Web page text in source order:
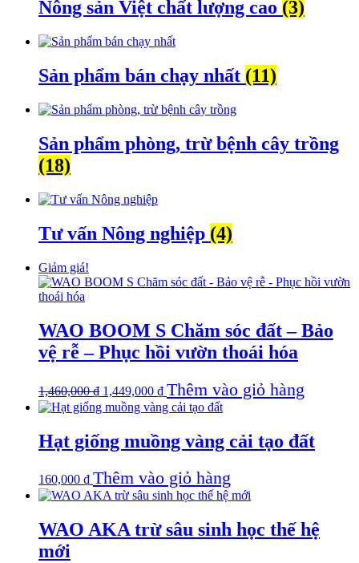
Nông sản Việt chất lượng cao (3)
Sản phẩm bán chạy nhất (11)
Sản phẩm phòng, trừ bệnh cây trồng
(18)
Tư vấn Nông nghiệp (4)
Giảm giá!
WAO BOOM S Chăm sóc đất – Bảo
vệ rễ – Phục hồi vườn thoái hóa
1,460,000₫ Giá
gốc
là:
1,449,000 ₫Giá
hiện
tại
1,449,000 ₫.
Thêm vào giỏ hàng
Hạt giống muồng vàng cải tạo đất
160,000 ₫ Thêm vào giỏ hàng
WAO AKA trừ sâu sinh học thế hệ
mới